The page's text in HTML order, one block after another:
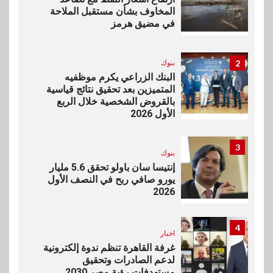
المخاوف بشأن مستقبل الملاحة
في مضيق هرمز
2 بنوك
البنك الزراعي يكرم موظفيه
المتميزين بعد تحقيق نتائج قياسية
بالقروض الشخصية خلال الربع
الأول 2026
3
بنوك
إنتيسا سان باولو تحقق 5.6 مليار
يورو صافي ربح في النصف الأول
2026
4
اخبار
غرفة القاهرة تنظم ندوة إلكترونية
لدعم الصادرات وتحقيق